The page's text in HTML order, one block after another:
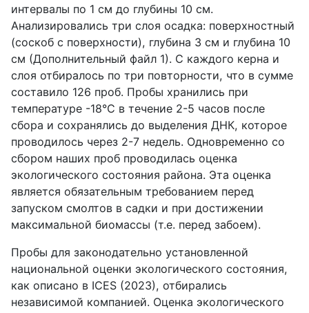
интервалы по 1 см до глубины 10 см.
Анализировались три слоя осадка: поверхностный
(соскоб с поверхности), глубина 3 см и глубина 10
см (Дополнительный файл 1). С каждого керна и
слоя отбиралось по три повторности, что в сумме
составило 126 проб. Пробы хранились при
температуре -18°C в течение 2-5 часов после
сбора и сохранялись до выделения ДНК, которое
проводилось через 2-7 недель. Одновременно со
сбором наших проб проводилась оценка
экологического состояния района. Эта оценка
является обязательным требованием перед
запуском смолтов в садки и при достижении
максимальной биомассы (т.е. перед забоем).
Пробы для законодательно установленной
национальной оценки экологического состояния,
как описано в ICES (2023), отбирались
независимой компанией. Оценка экологического